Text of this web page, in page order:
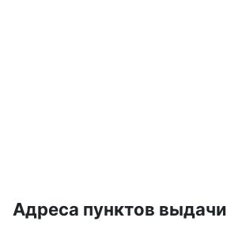
Адреса пунктов выдачи